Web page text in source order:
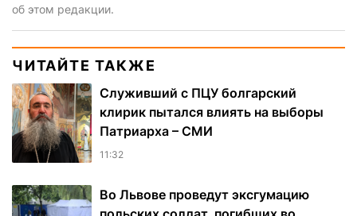
об этом редакции.
ЧИТАЙТЕ ТАКЖЕ
Служивший с ПЦУ болгарский
клирик пытался влиять на выборы
Патриарха – СМИ
11:32
Во Львове проведут эксгумацию